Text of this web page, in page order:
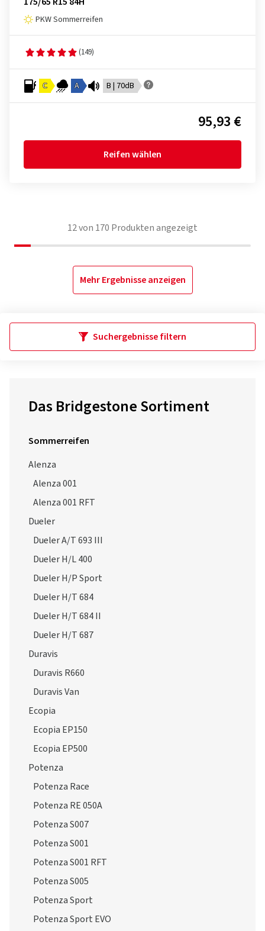
PKW Sommerreifen
(149)
C A B | 70dB
95,93 €
Reifen wählen
12von 170 Produkten angezeigt
Mehr Ergebnisse anzeigen
Suchergebnisse filtern
Das Bridgestone Sortiment
Sommerreifen
Alenza
Alenza 001
Alenza 001 RFT
Dueler
Dueler A/T 693 III
Dueler H/L 400
Dueler H/P Sport
Dueler H/T 684
Dueler H/T 684 II
Dueler H/T 687
Duravis
Duravis R660
Duravis Van
Ecopia
Ecopia EP150
Ecopia EP500
Potenza
Potenza Race
Potenza RE 050A
Potenza S007
Potenza S001
Potenza S001 RFT
Potenza S005
Potenza Sport
Potenza Sport EVO